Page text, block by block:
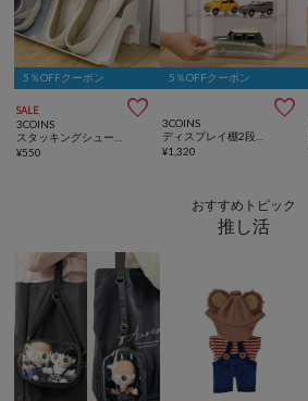
5％OFFクーポン
SALE 
3COINS
¥550
5％OFFクーポン

3COINS
¥1,320
おすすめトピック
推し活